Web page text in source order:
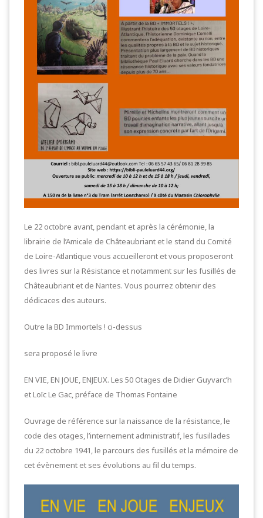
Le 22 octobre avant, pendant et après la cérémonie, la
librairie de l’Amicale de Châteaubriant et le stand du Comité
de Loire-Atlantique vous accueilleront et vous proposeront
des livres sur la Résistance et notamment sur les fusillés de
Châteaubriant et de Nantes. Vous pourrez obtenir des
dédicaces des auteurs.
Outre la BD Immortels ! ci-dessus
sera proposé le livre
EN VIE, EN JOUE, ENJEUX. Les 50 Otages de Didier Guyvarc’h
et Loïc Le Gac, préface de Thomas Fontaine
Ouvrage de référence sur la naissance de la résistance, le
code des otages, l’internement administratif, les fusillades
du 22 octobre 1941, le parcours des fusillés et la mémoire de
cet évènement et ses évolutions au fil du temps.